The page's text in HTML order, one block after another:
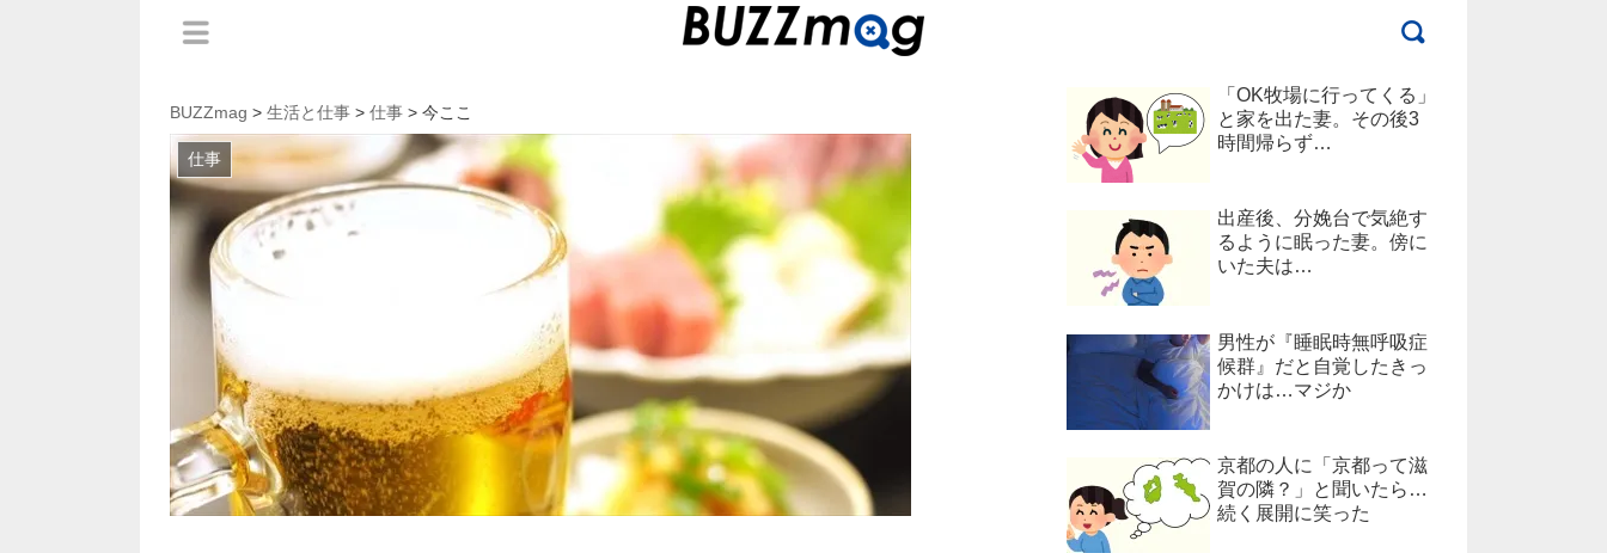
BUZZmag > 生活と仕事 > 仕事 > 今ここ
仕事
「OK牧場に行ってくる」
と家を出た妻。その後3
時間帰らず…
出産後、分娩台で気絶す
るように眠った妻。傍に
いた夫は…
男性が『睡眠時無呼吸症
候群』だと自覚したきっ
かけは…マジか
京都の人に「京都って滋
賀の隣？」と聞いたら…
続く展開に笑った